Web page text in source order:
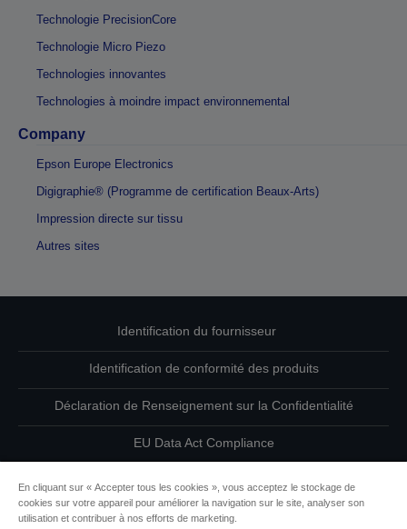
Technologie PrecisionCore
Technologie Micro Piezo
Technologies innovantes
Technologies à moindre impact environnemental
Company
Epson Europe Electronics
Digigraphie® (Programme de certification Beaux-Arts)
Impression directe sur tissu
Autres sites
Identification du fournisseur
Identification de conformité des produits
Déclaration de Renseignement sur la Confidentialité
EU Data Act Compliance
Informations sur les cookies
En cliquant sur « Accepter tous les cookies », vous acceptez le stockage de
cookies sur votre appareil pour améliorer la navigation sur le site, analyser son
utilisation et contribuer à nos efforts de marketing.